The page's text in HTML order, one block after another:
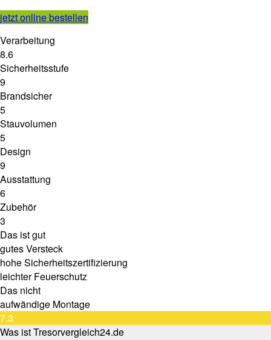
jetzt online bestellen
Verarbeitung
8.6
Sicherheitsstufe
9
Brandsicher
5
Stauvolumen
5
Design
9
Ausstattung
6
Zubehör
3
Das ist gut
gutes Versteck
hohe Sicherheitszertifizierung
leichter Feuerschutz
Das nicht
aufwändige Montage
7.3
Was ist Tresorvergleich24.de